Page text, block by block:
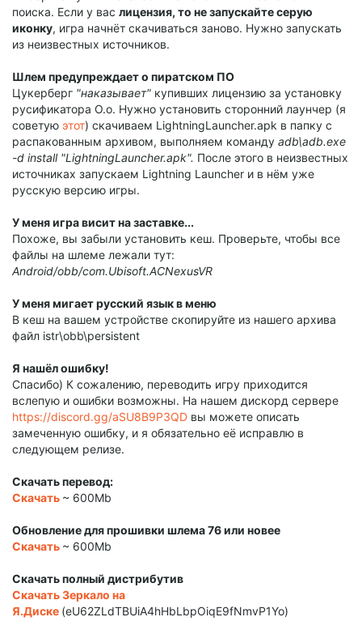
поиска. Если у вас лицензия, то не запускайте серую
иконку, игра начнёт скачиваться заново. Нужно запускать
из неизвестных источников.
Шлем предупреждает о пиратском ПО
Цукерберг "наказывает" купивших лицензию за установку
русификатора О.о. Нужно установить сторонний лаунчер (я
советую этот) скачиваем LightningLauncher.apk в папку с
распакованным архивом, выполняем команду adb\adb.exe
-d install "LightningLauncher.apk". После этого в неизвестных
источниках запускаем Lightning Launcher и в нём уже
русскую версию игры.
У меня игра висит на заставке...
Похоже, вы забыли установить кеш. Проверьте, чтобы все
файлы на шлеме лежали тут:
Android/obb/com.Ubisoft.ACNexusVR
У меня мигает русский язык в меню
В кеш на вашем устройстве скопируйте из нашего архива
файл istr\obb\persistent
Я нашёл ошибку!
Спасибо) К сожалению, переводить игру приходится
вслепую и ошибки возможны. На нашем дискорд сервере
https://discord.gg/aSU8B9P3QD вы можете описать
замеченную ошибку, и я обязательно её исправлю в
следующем релизе.
Скачать перевод:
Скачать ~ 600Mb
Обновление для прошивки шлема 76 или новее
Скачать ~ 600Mb
Скачать полный дистрибутив
СкачатьЗеркало на
Я.Диске (eU62ZLdTBUiA4hHbLbpOiqE9fNmvP1Yo)